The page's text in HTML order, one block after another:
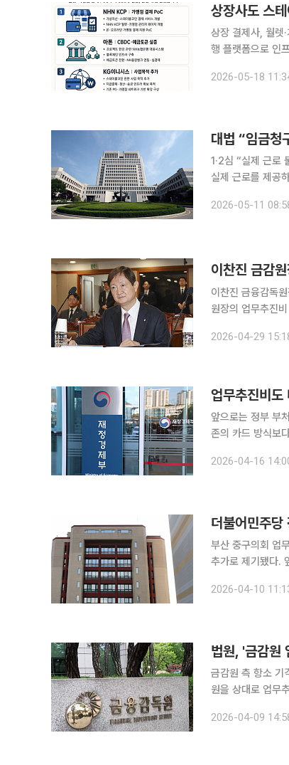
상장사도 스
상장 결제사, 월렛
행 플랫폼으로 인프
렛과 가맹점 결제
2026-05-18
대법 “임금청
1·2심 “실제 근로 불문
실제 근로를 제공하지
구 소송에서 원고
2026-05-11
이찬진 금감
이찬진 금융감독
원장의 업무추진비 논란이 이어지는 가운
이후 올해 3월까
2026-04-29
업무추진비도
앞으로는 정부 부
존의 카드 방식보
디지털화폐 활용
2026-04-16
부산 중구의회 업
추가로 제기됐다. 앞서 강희은 중구청장 후보는 강서구 명지동 소재 특정 업소에서 총 4차례 간담회
등 추상적 목적 기
2026-04-10
법원, '금감원
금감원 측 항소 기각ㆍ
원을 상대로 업무
정보공개센터가
2026-04-09